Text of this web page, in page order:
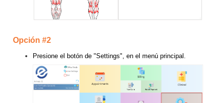
Opción #2
Presione el botón de "Settings", en el menú principal.